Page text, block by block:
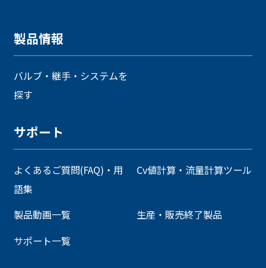
製品情報
バルブ・継手・システムを
探す
サポート
よくあるご質問(FAQ)・用
語集
Cv値計算・流量計算ツール
製品動画一覧
生産・販売終了製品
サポート一覧